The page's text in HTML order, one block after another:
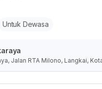
Untuk Dewasa
Jalan RTA Milono, Langkai,